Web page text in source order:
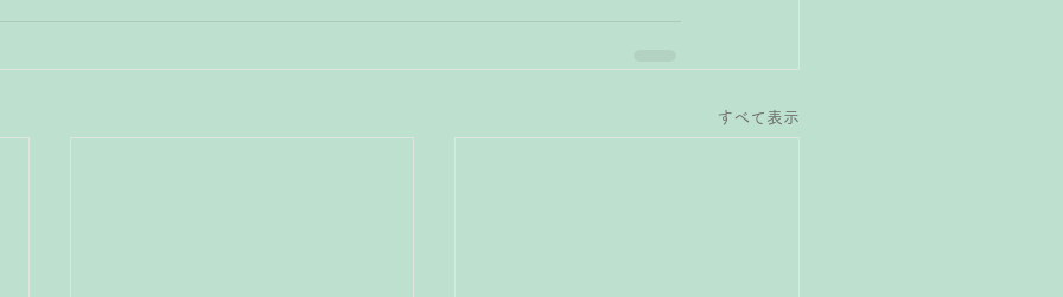
すべて表示